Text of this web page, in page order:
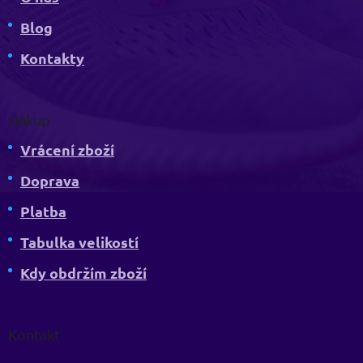
Blog
Kontakty
Nákup
Vrácení zboží
Doprava
Platba
Tabulka velikostí
Kdy obdržím zboží
Kontakt